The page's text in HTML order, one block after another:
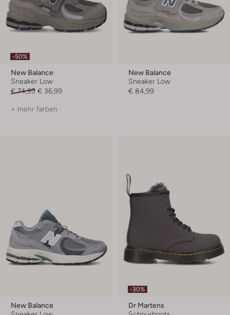
-50%
New Balance
Sneaker Low
€ 74,99 € 36,99
+ mehr farben
New Balance
Sneaker Low
€ 84,99
New Balance
-30%
Dr Martens